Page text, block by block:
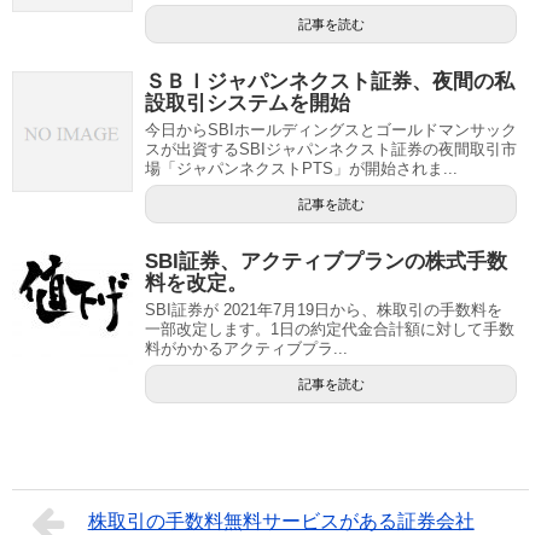
記事を読む
ＳＢＩジャパンネクスト証券、夜間の私
設取引システムを開始
今日からSBIホールディングスとゴールドマンサック
スが出資するSBIジャパンネクスト証券の夜間取引市
場「ジャパンネクストPTS」が開始されま...
記事を読む
SBI証券、アクティブプランの株式手数
料を改定。
SBI証券が 2021年7月19日から、株取引の手数料を
一部改定します。1日の約定代金合計額に対して手数
料がかかるアクティブプラ...
記事を読む
株取引の手数料無料サービスがある証券会社